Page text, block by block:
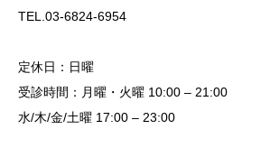
TEL.03-6824-6954
定休日：日曜
受診時間：月曜・火曜 10:00 – 21:00
水/木/金/土曜 17:00 – 23:00